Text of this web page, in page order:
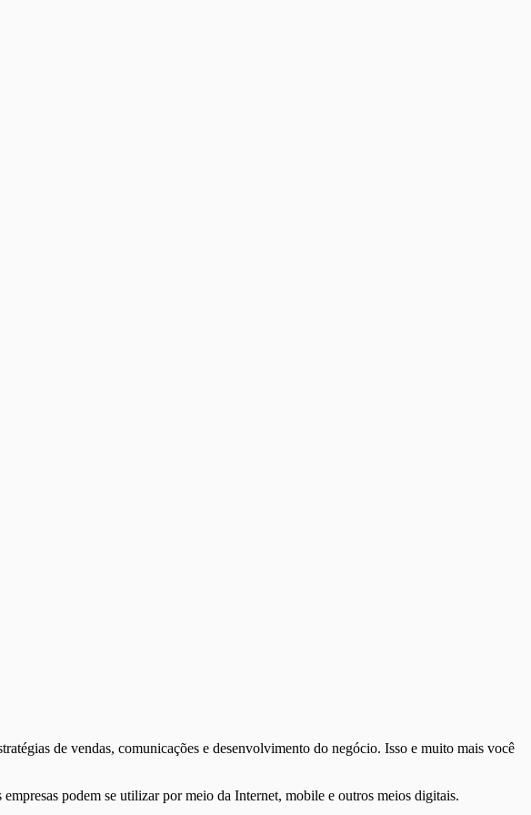
de vendas, comunicações e desenvolvimento do negócio. Isso e muito mais você
podem se utilizar por meio da Internet, mobile e outros meios digitais.